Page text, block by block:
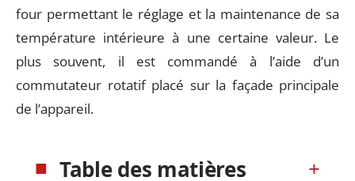
four permettant le réglage et la maintenance de sa
température intérieure à une certaine valeur. Le
plus souvent, il est commandé à l’aide d’un
commutateur rotatif placé sur la façade principale
de l’appareil.
Table des matières